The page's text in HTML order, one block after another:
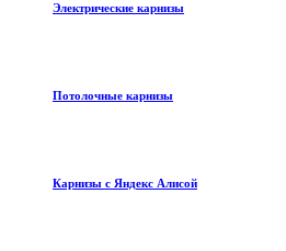
Электрические карнизы
Потолочные карнизы
Карнизы с Яндекс Алисой